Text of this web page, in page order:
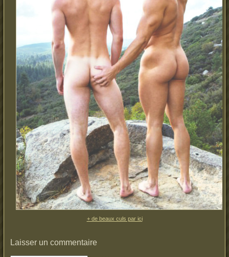
+ de beaux culs par ici
Laisser un commentaire